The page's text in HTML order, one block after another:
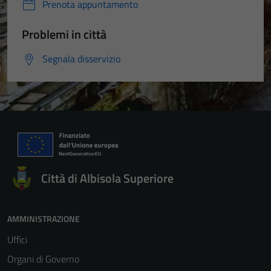
Prenota appuntamento
Problemi in città
Segnala disservizio
Città di Albisola Superiore
AMMINISTRAZIONE
Uffici
Organi di Governo